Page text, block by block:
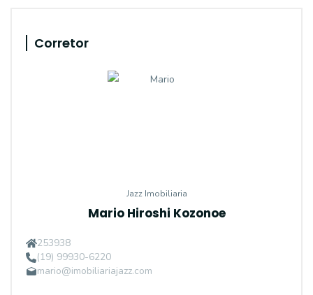
Corretor
Jazz Imobiliaria
Mario Hiroshi Kozonoe
253938
(19) 99930-6220
mario@imobiliariajazz.com